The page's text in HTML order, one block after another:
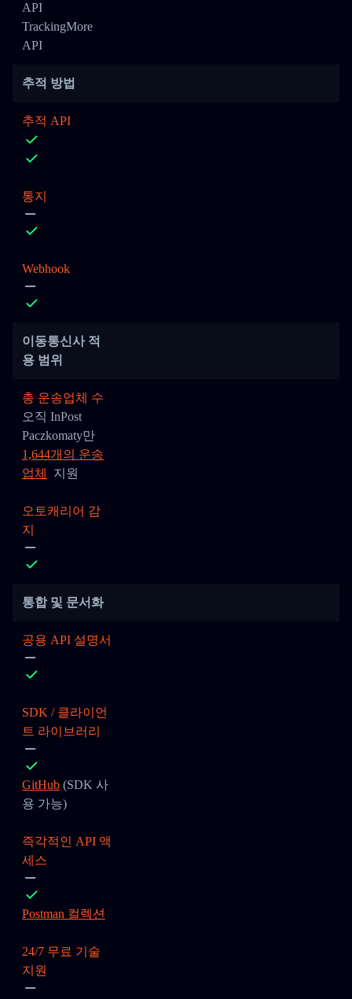
API
TrackingMore
API
추적 방법
추적 API
통지
Webhook
이동통신사 적
용 범위
총 운송업체 수
오직 InPost
Paczkomaty만
1,644개의 운송
업체
지원
오토캐리어 감
지
통합 및 문서화
공용 API 설명서
SDK / 클라이언
트 라이브러리
GitHub (SDK 사
용 가능)
즉각적인 API 액
세스
Postman 컬렉션
24/7 무료 기술
지원